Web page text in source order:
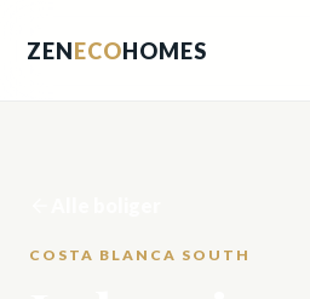
ZENECOHOMES
COSTA BLANCA SOUTH